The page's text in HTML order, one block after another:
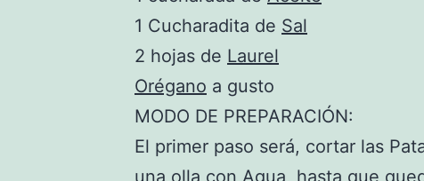
1 Cucharadita de Sal
2 hojas de Laurel
Orégano a gusto
MODO DE PREPARACIÓN:
El primer paso será, cortar las
una olla con Agua, hasta que